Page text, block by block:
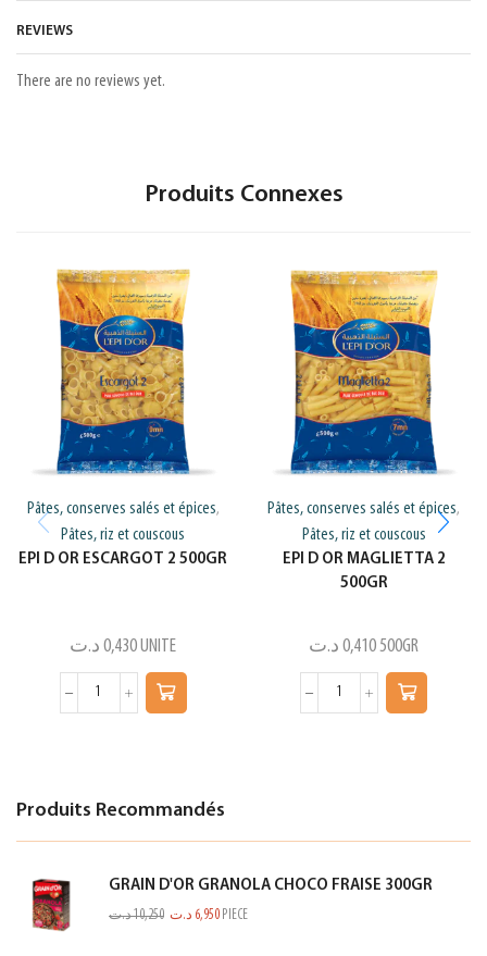
REVIEWS
There are no reviews yet.
Produits Connexes
Pâtes, conserves salés et épices,
Pâtes, riz et couscous
EPI D OR ESCARGOT 2 500GR
0,430 د.ت UNITE
Pâtes, conserves salés et épices,
Pâtes, riz et couscous
EPI D OR MAGLIETTA 2
500GR
0,410 د.ت 500GR
Produits Recommandés
GRAIN D'OR GRANOLA CHOCO FRAISE 300GR
10,250د.ت 6,950 د.ت PIECE